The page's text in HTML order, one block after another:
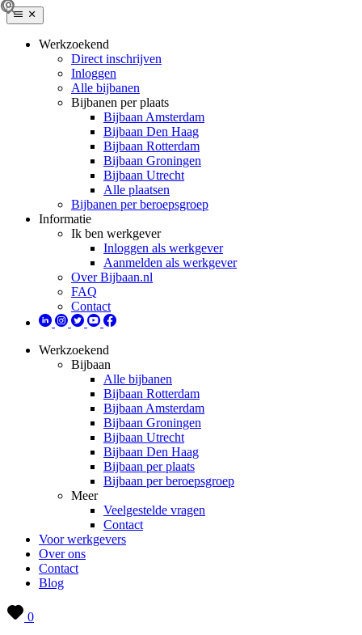
Werkzoekend
Direct inschrijven
Inloggen
Alle bijbanen
Bijbanen per plaats
Bijbaan Amsterdam
Bijbaan Den Haag
Bijbaan Rotterdam
Bijbaan Groningen
Bijbaan Utrecht
Alle plaatsen
Bijbanen per beroepsgroep
Informatie
Ik ben werkgever
Inloggen als werkgever
Aanmelden als werkgever
Over Bijbaan.nl
FAQ
Contact
Werkzoekend
Bijbaan
Alle bijbanen
Bijbaan Rotterdam
Bijbaan Amsterdam
Bijbaan Groningen
Bijbaan Utrecht
Bijbaan Den Haag
Bijbaan per plaats
Bijbaan per beroepsgroep
Meer
Veelgestelde vragen
Contact
Voor werkgevers
Over ons
Contact
Blog
0